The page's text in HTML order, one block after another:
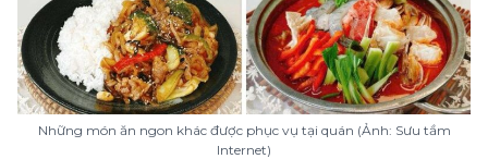
Những món ăn ngon khác được phục vụ tại quán (Ảnh: Sưu tầm
Internet)